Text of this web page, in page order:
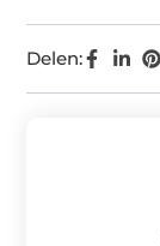
Delen: